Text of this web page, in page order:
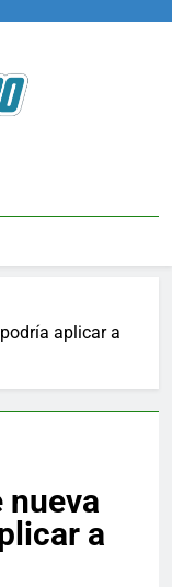
aplicar a
a